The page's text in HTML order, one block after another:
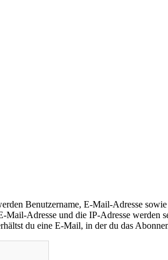
Benutzername, E-Mail-Adresse
Mail-Adresse und die IP-Adresse
du eine E-Mail, in der du das